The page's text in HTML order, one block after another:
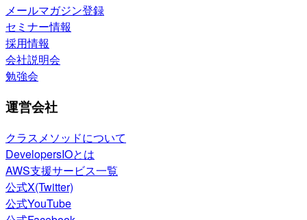
メールマガジン登録
セミナー情報
採用情報
会社説明会
勉強会
運営会社
クラスメソッドについて
DevelopersIOとは
AWS支援サービス一覧
公式X(Twitter)
公式YouTube